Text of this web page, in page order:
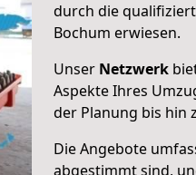
durch die
Bochum erwiesen.
Unser Netzwerk
Aspekte Ihres
der Planung bis hin
Die Angebote
abgestimmt sind,